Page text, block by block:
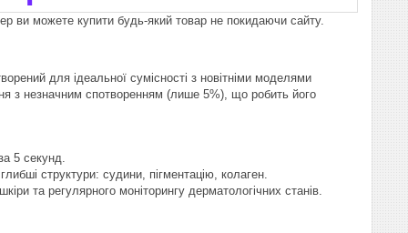
ви можете купити будь-який товар не покидаючи сайту.
для ідеальної сумісності з новітніми моделями
з незначним спотворенням (лише 5%), що робить його
5 секунд.
структури: судини, пігментацію, колаген.
та регулярного моніторингу дерматологічних станів.